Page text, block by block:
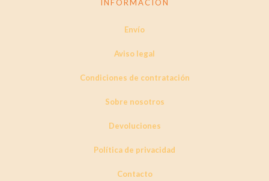
INFORMACIÓN
Envío
Aviso legal
Condiciones de contratación
Sobre nosotros
Devoluciones
Política de privacidad
Contacto